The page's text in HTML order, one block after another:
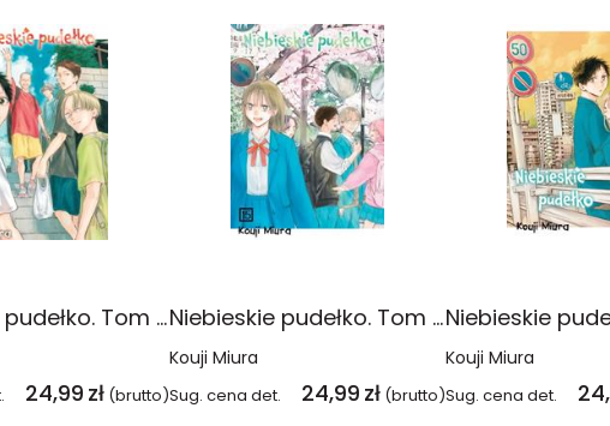
Niebieskie pudełko. Tom 16
24,99 zł (brutto)
Niebieskie pudełko. Tom 15
Kouji Miura
Sug. cena det. 24,99 zł (brutto)
Kouji Miura
Sug. cena det.